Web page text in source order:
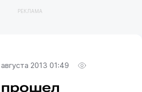
РЕКЛАМА
2013 01:49